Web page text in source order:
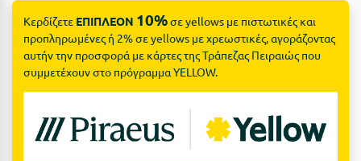
Δελφοί
Διακοπτό
Ε
Ελληνικό Αρκαδίας
Κερδίζετε ΕΠΙΠΛΕΟΝ 10%σε yellows με πιστωτικές και
προπληρωμένες ή 2% σε yellows με χρεωστικές, αγοράζοντας
αυτήν την προσφορά με κάρτες της Τράπεζας Πειραιώς που
συμμετέχουν στο πρόγραμμα YELLOW.